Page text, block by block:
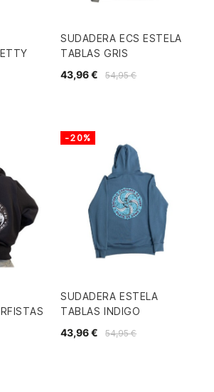
SUDADERA ECS ESTELA
TABLAS GRIS
54,95 €
43,96 €
SUDADERA ESTELA
TABLAS INDIGO
54,95 €
43,96 €
-20%